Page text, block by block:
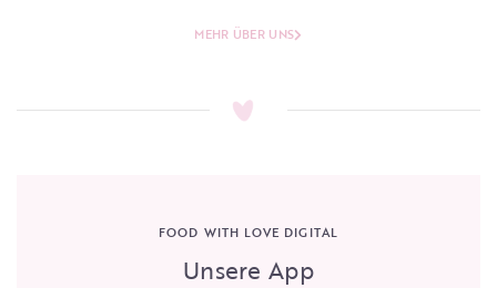
MEHR ÜBER UNS
FOOD WITH LOVE DIGITAL
Unsere App